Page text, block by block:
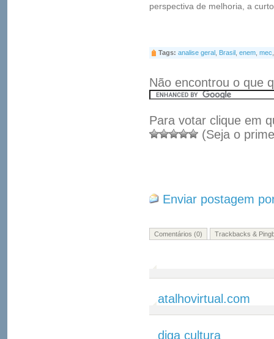
perspectiva de melhoria, a
Tags: analise geral Brasil enem mec
Não encontrou o que
Para votar clique em
(Seja o
Enviar postagem
Comentários (0) Trackbacks &
atalhovirtual.com
diga cultura